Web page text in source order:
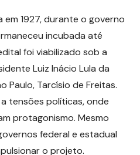
1927, durante o governo
incubada até
foi viabilizado sob a
Luiz Inácio Lula da
Paulo, Tarcísio de Freitas.
tensões políticas, onde
protagonismo. Mesmo
federal e estadual
o projeto.